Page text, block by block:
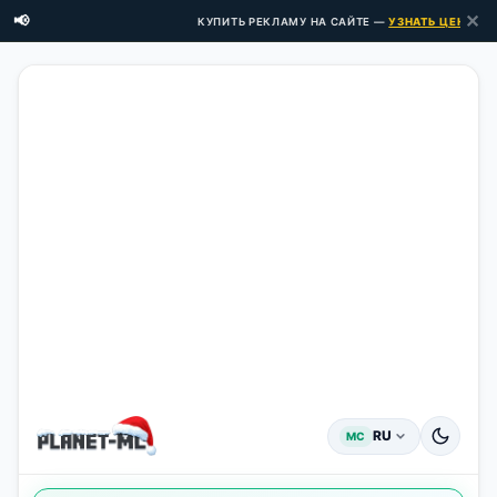
📢 КУПИТЬ РЕКЛАМУ НА САЙТЕ —УЗНАТЬ ЦЕНЫ ✕
MC RU